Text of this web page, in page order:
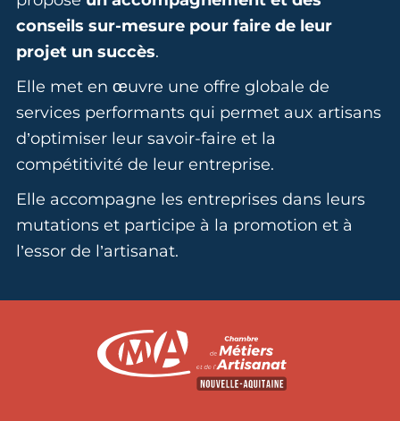
conseils sur-mesure pour faire de leur
projet un succès.
Elle met en œuvre une offre globale de
services performants qui permet aux artisans
d’optimiser leur savoir-faire et la
compétitivité de leur entreprise.
Elle accompagne les entreprises dans leurs
mutations et participe à la promotion et à
l’essor de l’artisanat.